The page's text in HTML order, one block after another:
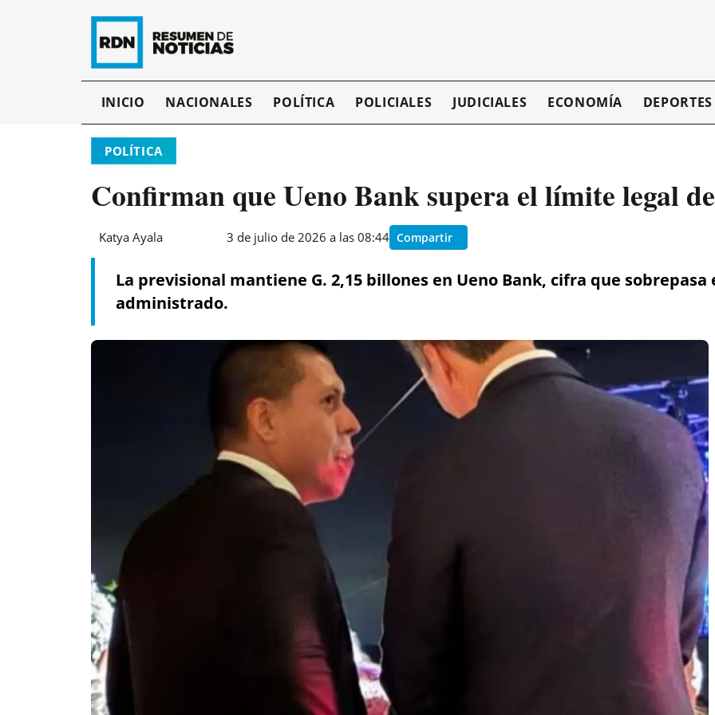
INICIO NACIONALES POLÍTICA POLICIALES JUDICIALES ECONOMÍA DEPORTES
POLÍTICA
Confirman que Ueno Bank supera el límite legal
Katya Ayala 3 de julio de 2026 a las 08:44 Compartir
La previsional mantiene G. 2,15 billones en Ueno Bank, cifra que
administrado.